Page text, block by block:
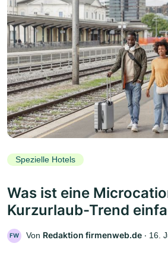
Spezielle Hotels
Was ist eine
Kurzurlaub-Trend
FW Von Redaktion firmenweb.de ‧ 16.